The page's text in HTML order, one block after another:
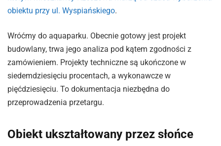
obiektu przy ul. Wyspiańskiego.
Wróćmy do aquaparku. Obecnie gotowy jest projekt
budowlany, trwa jego analiza pod kątem zgodności z
zamówieniem. Projekty techniczne są ukończone w
siedemdziesięciu procentach, a wykonawcze w
pięćdziesięciu. To dokumentacja niezbędna do
przeprowadzenia przetargu.
Obiekt ukształtowany przez słońce